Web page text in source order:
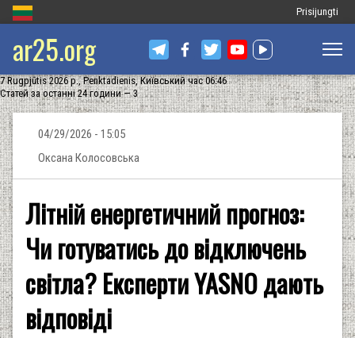
Меню
користувача
Prisijungti
ar25.org
7 Rugpjūtis 2026 р., Penktadienis, Київський час 06:46
Статей за останні 24 години — 3
04/29/2026 - 15:05
Оксана Колосовська
Літній енергетичний прогноз:
Чи готуватись до відключень
cвітла? Експерти YASNO дають
відповіді